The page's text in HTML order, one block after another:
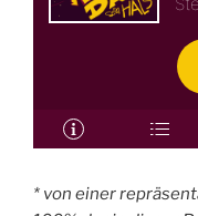
* von einer